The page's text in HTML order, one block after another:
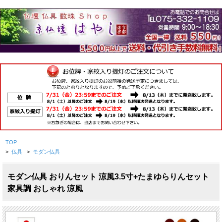
TOP
> 仏具 > モダン仏具
モダン仏具 おりんセット 涼風3.5寸+たまゆらりんセット
家具調 おしゃれ 涼風